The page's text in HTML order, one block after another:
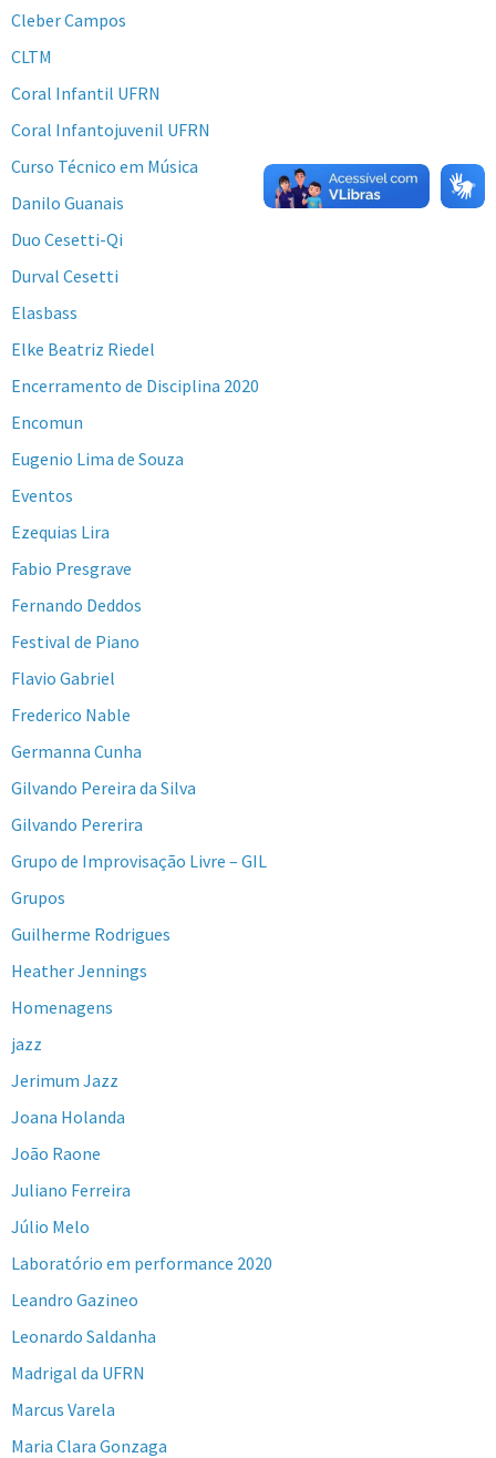
Cleber Campos
CLTM
Coral Infantil UFRN
Coral Infantojuvenil UFRN
Curso Técnico em Música
Danilo Guanais
Duo Cesetti-Qi
Durval Cesetti
Elasbass
Elke Beatriz Riedel
Encerramento de Disciplina 2020
Encomun
Eugenio Lima de Souza
Eventos
Ezequias Lira
Fabio Presgrave
Fernando Deddos
Festival de Piano
Flavio Gabriel
Frederico Nable
Germanna Cunha
Gilvando Pereira da Silva
Gilvando Pererira
Grupo de Improvisação Livre – GIL
Grupos
Guilherme Rodrigues
Heather Jennings
Homenagens
jazz
Jerimum Jazz
Joana Holanda
João Raone
Juliano Ferreira
Júlio Melo
Laboratório em performance 2020
Leandro Gazineo
Leonardo Saldanha
Madrigal da UFRN
Marcus Varela
Maria Clara Gonzaga